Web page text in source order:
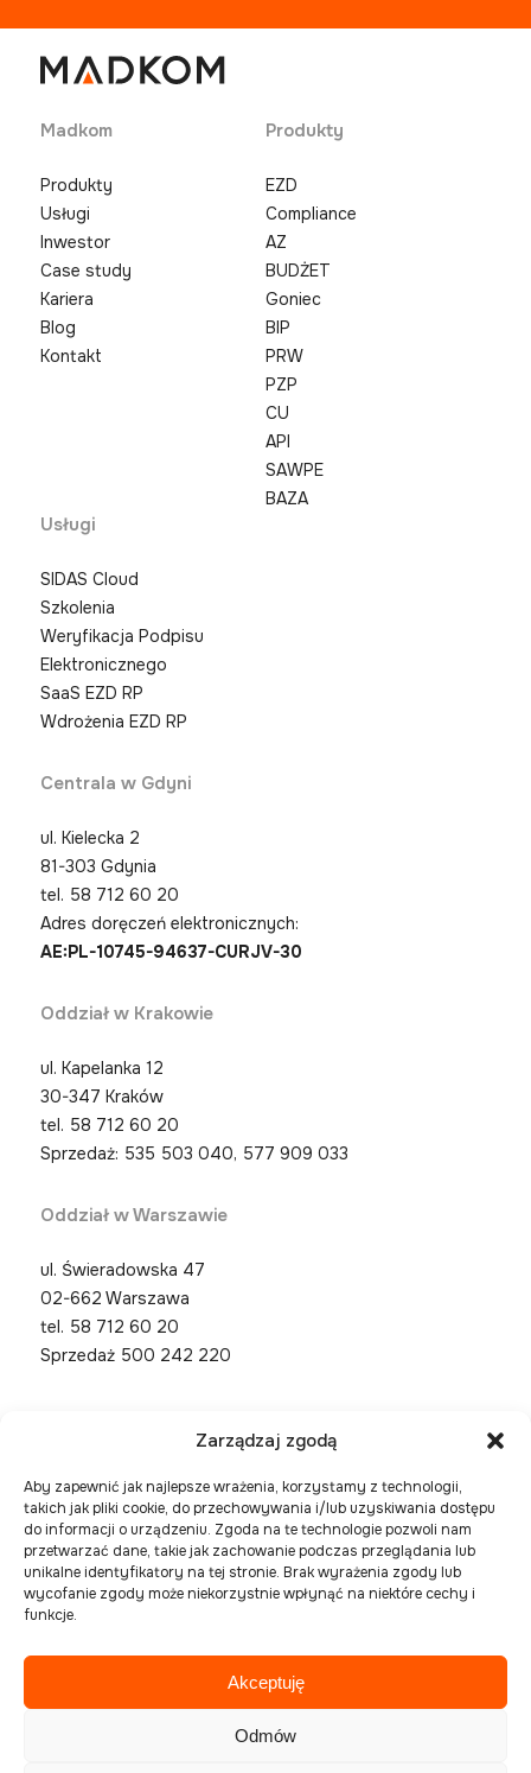
Zarządzaj zgodą
Aby zapewnić jak najlepsze wrażenia, korzystamy z technologii,
takich jak pliki cookie, do przechowywania i/lub uzyskiwania dostępu
do informacji o urządzeniu. Zgoda na te technologie pozwoli nam
przetwarzać dane, takie jak zachowanie podczas przeglądania lub
unikalne identyfikatory na tej stronie. Brak wyrażenia zgody lub
wycofanie zgody może niekorzystnie wpłynąć na niektóre cechy i
funkcje.
Akceptuję
Odmów
Madkom
Produkty
Usługi
Inwestor
Case study
Kariera
Blog
Kontakt
Produkty
EZD
Compliance
AZ
BUDŻET
Goniec
BIP
PRW
PZP
CU
API
SAWPE
BAZA
Usługi
SIDAS Cloud
Szkolenia
Weryfikacja Podpisu
Elektronicznego
SaaS EZD RP
Wdrożenia EZD RP
Centrala w Gdyni
ul. Kielecka 2
81-303 Gdynia
tel. 58 712 60 20
Adres doręczeń elektronicznych:
AE:PL-10745-94637-CURJV-30
Oddział w Krakowie
ul. Kapelanka 12
30-347 Kraków
tel. 58 712 60 20
Sprzedaż: 535 503 040, 577 909 033
Oddział w Warszawie
ul. Świeradowska 47
02-662 Warszawa
tel. 58 712 60 20
Sprzedaż 500 242 220
Spółka zarejestrowana w Sądzie Rejonowym Gdańsk
Północ, VIII Wydział Gospodarczy Krajowego
Rejestru Sądowego pod numerem KRS 0000394954,